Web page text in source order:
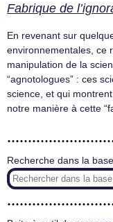
Fabrique de
En revenant sur
environnementales, ce
manipulation de la
“agnotologues” : ces
science, et qui
notre manière à cette
Recherche dans la